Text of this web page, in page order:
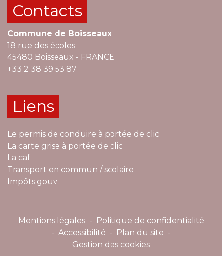
Contacts
Commune de Boisseaux
18 rue des écoles
45480 Boisseaux - FRANCE
+33 2 38 39 53 87
Liens
Le permis de conduire à portée de clic
La carte grise à portée de clic
La caf
Transport en commun / scolaire
Impôts.gouv
Mentions légales - Politique de confidentialité
- Accessibilité - Plan du site -
Gestion des cookies